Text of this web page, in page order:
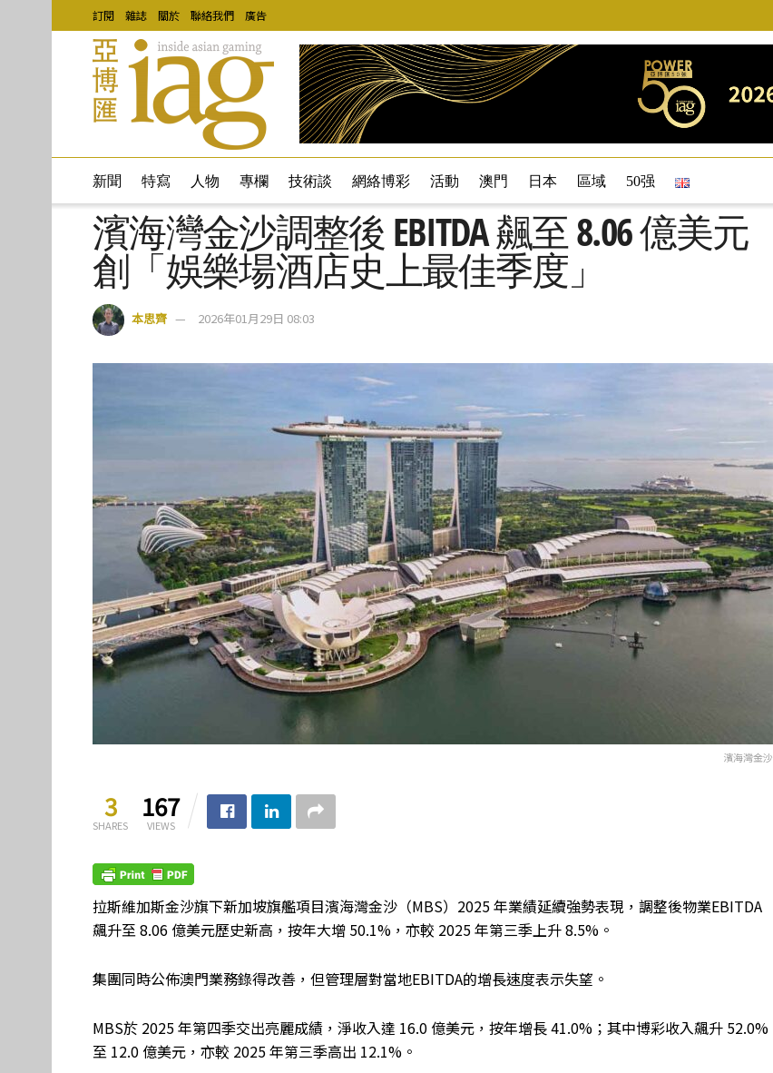
訂閱 雜誌 關於 聯絡我們 廣告
新聞 特寫 人物 專欄 技術談 網絡博彩 活動 澳門 日本 區域 50强
濱海灣金沙調整後 EBITDA 飆至 8.06 億美元
創「娛樂場酒店史上最佳季度」
本思齊 2026年01月29日 08:03
濱海灣金沙
3
SHARES
167
VIEWS
拉斯維加斯金沙旗下新加坡旗艦項目濱海灣金沙（MBS）2025 年業績延續強勢表現，調整後物業EBITDA
飆升至 8.06 億美元歷史新高，按年大增 50.1%，亦較 2025 年第三季上升 8.5%。
集團同時公佈澳門業務錄得改善，但管理層對當地EBITDA的增長速度表示失望。
MBS於 2025 年第四季交出亮麗成績，淨收入達 16.0 億美元，按年增長 41.0%；其中博彩收入飆升 52.0%
至 12.0 億美元，亦較 2025 年第三季高出 12.1%。